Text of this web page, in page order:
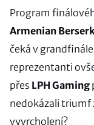
Program
Armenian
čeká v
reprezentanti
přes LPH Gaming
nedokázali triumf
vyvrcholení?